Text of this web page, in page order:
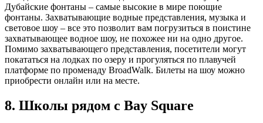
Дубайские фонтаны – самые высокие в мире поющие
фонтаны. Захватывающие водные представления, музыка и
световое шоу – все это позволит вам погрузиться в поистине
захватывающее водное шоу, не похожее ни на одно другое.
Помимо захватывающего представления, посетители могут
покататься на лодках по озеру и прогуляться по плавучей
платформе по променаду BroadWalk. Билеты на шоу можно
приобрести онлайн или на месте.
8. Школы рядом с Bay Square